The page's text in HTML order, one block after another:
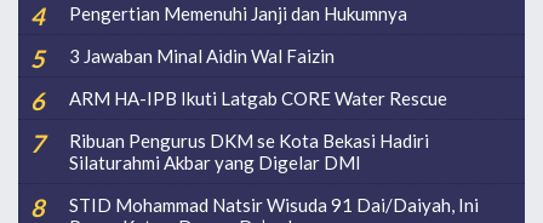
Pengertian Memenuhi Janji dan Hukumnya
3 Jawaban Minal Aidin Wal Faizin
ARM HA-IPB Ikuti Latgab CORE Water Rescue
Ribuan Pengurus DKM se Kota Bekasi Hadiri
Silaturahmi Akbar yang Digelar DMI
STID Mohammad Natsir Wisuda 91 Dai/Daiyah, Ini